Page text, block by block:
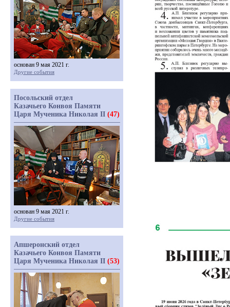
основан 9 мая 2021 г.
Другие события
Посольский отдел
Казачьего Конвоя Памяти
Царя Мученика Николая II (47)
основан 9 мая 2021 г.
Другие события
Апшеронский отдел
Казачьего Конвоя Памяти
Царя Мученика Николая II (53)